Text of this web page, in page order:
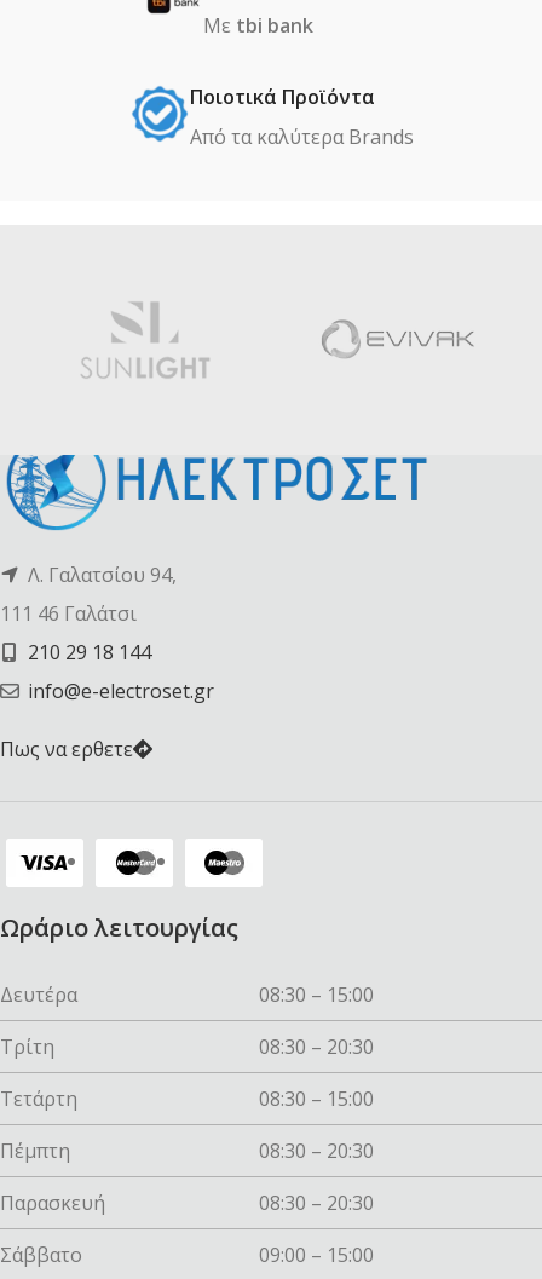
Με tbi bank
Ποιοτικά Προϊόντα
Από τα καλύτερα Βrands
Λ. Γαλατσίου 94,
111 46 Γαλάτσι
210 29 18 144
info@e-electroset.gr
Πως να ερθετε
Ωράριο λειτουργίας
Δευτέρα
08:30 – 15:00
Τρίτη
08:30 – 20:30
Τετάρτη
08:30 – 15:00
Πέμπτη
08:30 – 20:30
Παρασκευή
08:30 – 20:30
Σάββατο
09:00 – 15:00